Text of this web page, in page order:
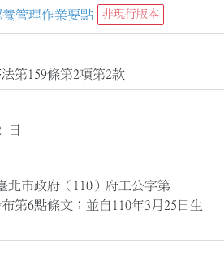
管理作業要點
非現行版本
第159條第2項第2款
日
北市政府（110）府工公字第
第6點條文；並自110年3月25日生